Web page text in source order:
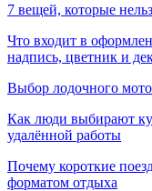
7 вещей, которые
Что входит в
надпись, цветник и
Выбор лодочного
Как люди выбирают
удалённой работы
Почему короткие
форматом отдыха